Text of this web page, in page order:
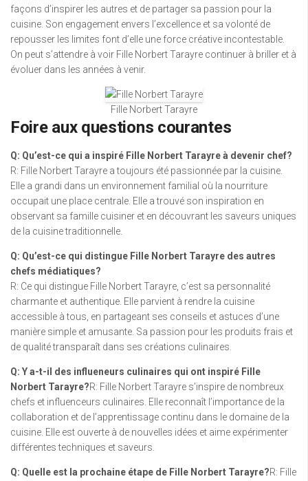
façons d’inspirer les autres et de partager sa passion pour la
cuisine. Son engagement envers l’excellence et sa volonté de
repousser les limites font d’elle une force créative incontestable.
On peut s’attendre à voir Fille Norbert Tarayre continuer à briller et à
évoluer dans les années à venir.
Fille Norbert Tarayre
Foire aux questions courantes
Q: Qu’est-ce qui a inspiré Fille Norbert Tarayre à devenir chef?
R: Fille Norbert Tarayre a toujours été passionnée par la cuisine.
Elle a grandi dans un environnement familial où la nourriture
occupait une place centrale. Elle a trouvé son inspiration en
observant sa famille cuisiner et en découvrant les saveurs uniques
de la cuisine traditionnelle.
Q: Qu’est-ce qui distingue Fille Norbert Tarayre des autres
chefs médiatiques?
R: Ce qui distingue Fille Norbert Tarayre, c’est sa personnalité
charmante et authentique. Elle parvient à rendre la cuisine
accessible à tous, en partageant ses conseils et astuces d’une
manière simple et amusante. Sa passion pour les produits frais et
de qualité transparaît dans ses créations culinaires.
Q: Y a-t-il des influeneurs culinaires qui ont inspiré Fille
Norbert Tarayre?R: Fille Norbert Tarayre s’inspire de nombreux
chefs et influenceurs culinaires. Elle reconnaît l’importance de la
collaboration et de l’apprentissage continu dans le domaine de la
cuisine. Elle est ouverte à de nouvelles idées et aime expérimenter
différentes techniques et saveurs.
Q: Quelle est la prochaine étape de Fille Norbert Tarayre?R: Fille